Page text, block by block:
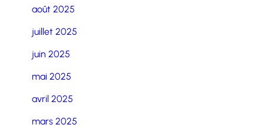
août 2025
juillet 2025
juin 2025
mai 2025
avril 2025
mars 2025